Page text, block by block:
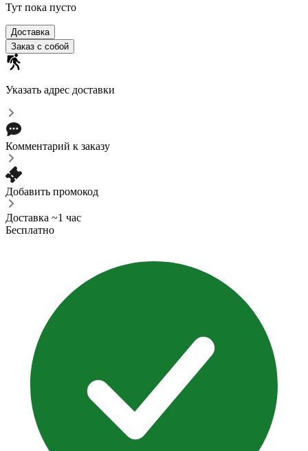
Тут пока пусто
Доставка
Заказ с собой
Указать адрес доставки
Комментарий к заказу
Добавить промокод
Доставка ~1 час
Бесплатно